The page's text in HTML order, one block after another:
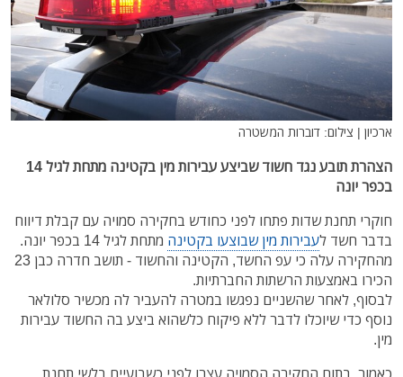
ארכיון | צילום: דוברות המשטרה
הצהרת תובע נגד חשוד שביצע עבירות מין בקטינה מתחת לגיל 14
בכפר יונה
חוקרי תחנת שדות פתחו לפני כחודש בחקירה סמויה עם קבלת דיווח
בדבר חשד לעבירות מין שבוצעו בקטינה מתחת לגיל 14 בכפר יונה.
מהחקירה עלה כי עפ החשד, הקטינה והחשוד - תושב חדרה כבן 23
הכירו באמצעות הרשתות החברתיות.
לבסוף, לאחר שהשניים נפגשו במטרה להעביר לה מכשיר סלולאר
נוסף כדי שיוכלו לדבר ללא פיקוח כלשהוא ביצע בה החשוד עבירות
מין.